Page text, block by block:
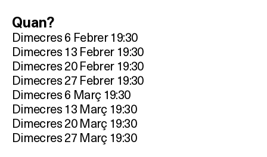
Quan?
Dimecres 6 Febrer 19:30
Dimecres 13 Febrer 19:30
Dimecres 20 Febrer 19:30
Dimecres 27 Febrer 19:30
Dimecres 6 Març 19:30
Dimecres 13 Març 19:30
Dimecres 20 Març 19:30
Dimecres 27 Març 19:30